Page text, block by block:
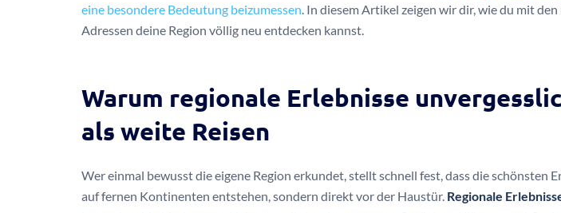
eine besondere Bedeutung beizumessen. In diesem Artikel zeigen wir dir, wie du mit
Adressen deine Region völlig neu entdecken kannst.
Warum regionale Erlebnisse
als weite Reisen
Wer einmal bewusst die eigene Region erkundet, stellt schnell fest, dass die schönsten
auf fernen Kontinenten entstehen, sondern direkt vor der Haustür. Regionale